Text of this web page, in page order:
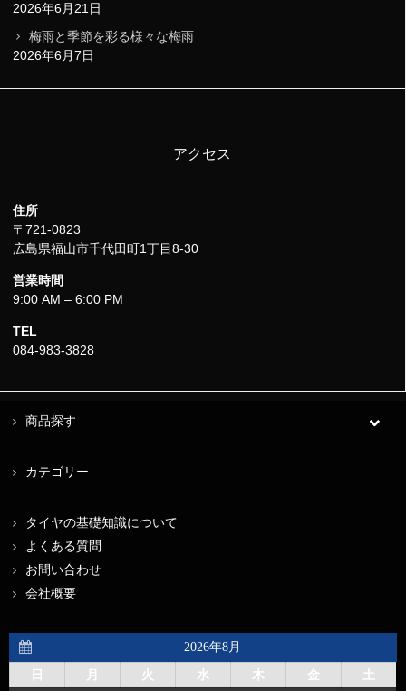
2026年6月21日
梅雨と季節を彩る様々な梅雨
2026年6月7日
アクセス
住所
〒721-0823
広島県福山市千代田町1丁目8-30
営業時間
9:00 AM – 6:00 PM
TEL
084-983-3828
商品探す
カテゴリー
タイヤの基礎知識について
よくある質問
お問い合わせ
会社概要
2026年8月
日 月 火 水 木 金 土